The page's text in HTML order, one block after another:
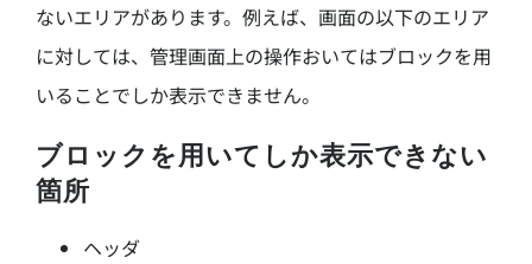
ないエリアがあります。例えば、画面の以下のエリア
に対しては、管理画面上の操作おいてはブロックを用
いることでしか表示できません。
ブロックを用いてしか表示できない
箇所
ヘッダ